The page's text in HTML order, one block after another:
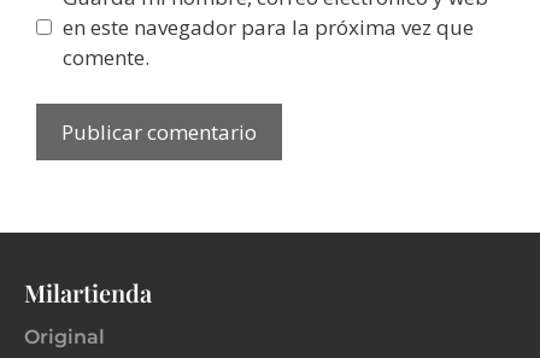
en este navegador para la próxima vez que
comente.
Milartienda
Original